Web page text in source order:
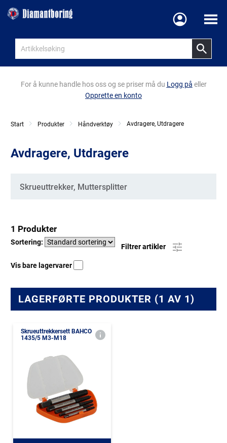
Meny
For å kunne handle hos oss og se priser må du Logg på eller
Opprette en konto
Start Produkter Håndverktøy Avdragere, Utdragere
Avdragere, Utdragere
Kategorier
Skrueuttrekker, Muttersplitter
1 Produkter
Sortering:
Filtrer artikler
Vis bare lagervarer
LAGERFØRTE PRODUKTER (1 AV 1)
Skrueuttrekkersett BAHCO
1435/5 M3-M18